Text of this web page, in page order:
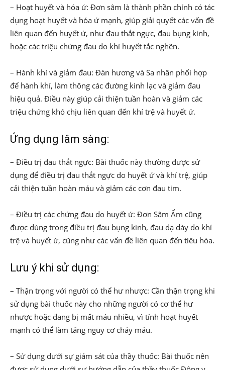
– Hoạt huyết và hóa ứ: Đơn sâm là thành phần chính có tác
dụng hoạt huyết và hóa ứ mạnh, giúp giải quyết các vấn đề
liên quan đến huyết ứ, như đau thắt ngực, đau bụng kinh,
hoặc các triệu chứng đau do khí huyết tắc nghẽn.
– Hành khí và giảm đau: Đàn hương và Sa nhân phối hợp
để hành khí, làm thông các đường kinh lạc và giảm đau
hiệu quả. Điều này giúp cải thiện tuần hoàn và giảm các
triệu chứng khó chịu liên quan đến khí trệ và huyết ứ.
Ứng dụng lâm sàng:
– Điều trị đau thắt ngực: Bài thuốc này thường được sử
dụng để điều trị đau thắt ngực do huyết ứ và khí trệ, giúp
cải thiện tuần hoàn máu và giảm các cơn đau tim.
– Điều trị các chứng đau do huyết ứ: Đơn Sâm Ẩm cũng
được dùng trong điều trị đau bụng kinh, đau dạ dày do khí
trệ và huyết ứ, cũng như các vấn đề liên quan đến tiêu hóa.
Lưu ý khi sử dụng:
– Thận trọng với người có thể hư nhược: Cần thận trọng khi
sử dụng bài thuốc này cho những người có cơ thể hư
nhược hoặc đang bị mất máu nhiều, vì tính hoạt huyết
mạnh có thể làm tăng nguy cơ chảy máu.
– Sử dụng dưới sự giám sát của thầy thuốc: Bài thuốc nên